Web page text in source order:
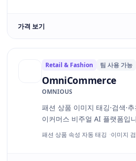
가격 보기
Retail & Fashion 팀 사용 가능
OmniCommerce
OMNIOUS
패션 상품 이미지 태깅·검색·
이커머스 비주얼 AI 플랫폼입
패션 상품 속성 자동 태깅 이미지